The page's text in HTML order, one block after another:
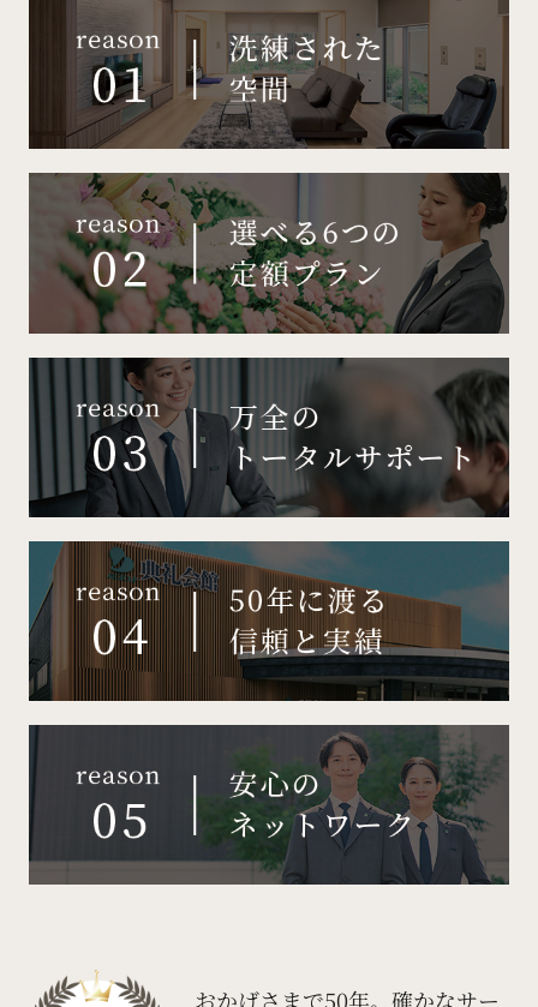
おかげさまで50年。確かなサー